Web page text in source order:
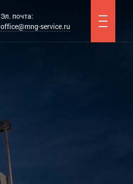
Эл. почта:
office@mng-service.ru